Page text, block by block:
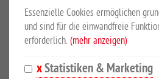
spezieller Duschbrause für Pferde.
Die Duschbrause können Sie von
Wasserschlauch hat eine sehr gute
Essenzielle Cookies ermöglichen
und sind für die einwandfreie
erforderlich. (mehr anzeigen)
Statistiken & Marketing